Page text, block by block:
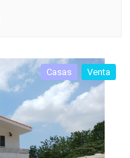
Casas Venta